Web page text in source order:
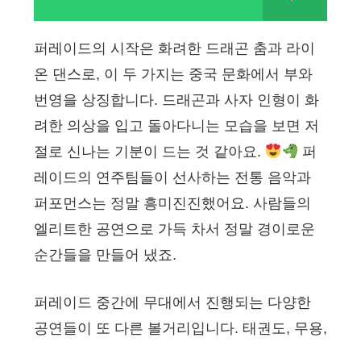
퍼레이드의 시작은 화려한 드래곤 춤과 라이
온 댄스로, 이 두 가지는 중국 문화에서 부와
번영을 상징합니다. 드래곤과 사자 인형이 화
려한 의상을 입고 돌아다니는 모습을 보면 저
절로 신나는 기분이 드는 것 같아요.
퍼
레이드의 연주팀들이 선사하는 전통 음악과
퍼포먼스는 정말 흥미진진했어요. 사람들의
엘리트한 공연으로 가득 차서 정말 경이로운
순간들을 만들어 냈죠.
퍼레이드 중간에 무대에서 진행되는 다양한
공연들이 또 다른 볼거리입니다. 태권도, 무용,